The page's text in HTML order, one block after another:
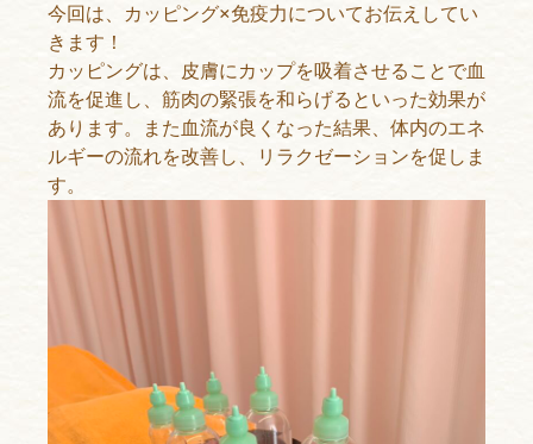
今回は、カッピング×免疫力についてお伝えしてい
きます！
カッピングは、皮膚にカップを吸着させることで血
流を促進し、筋肉の緊張を和らげるといった効果が
あります。また血流が良くなった結果、体内のエネ
ルギーの流れを改善し、リラクゼーションを促しま
す。